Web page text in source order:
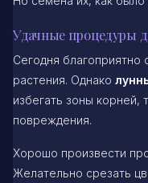
Удачные процедуры
Сегодня благоприятно
растения. Однако
избегать зоны корней,
повреждения.
Хорошо произвести
Желательно срезать